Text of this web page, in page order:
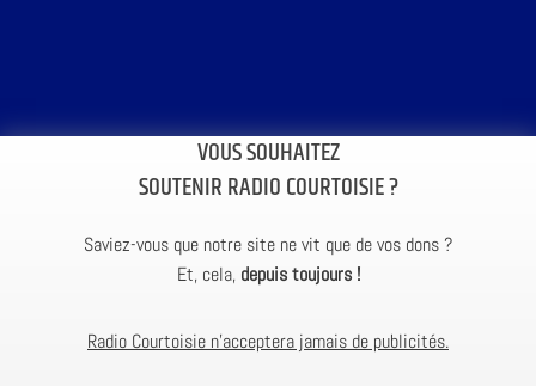
VOUS SOUHAITEZ
SOUTENIR RADIO COURTOISIE ?
Saviez-vous que notre site ne vit que de vos dons ?
Et, cela, depuis toujours !
Radio Courtoisie n’acceptera jamais de publicités.